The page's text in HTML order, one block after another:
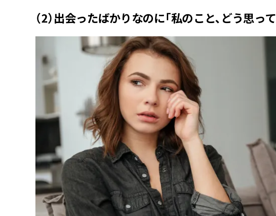
（2）出会ったばかりなのに「私のこと、どう思っ